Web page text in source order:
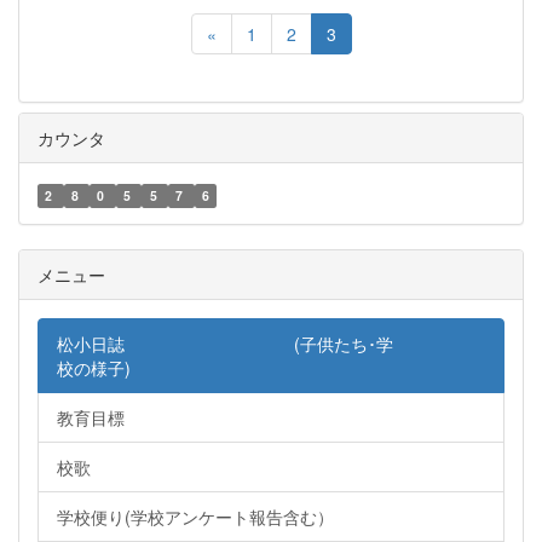
« 1 2 3
カウンタ
2 8 0 5 5 7 6
メニュー
松小日誌 (子供たち･学
校の様子)
教育目標
校歌
学校便り(学校アンケート報告含む）